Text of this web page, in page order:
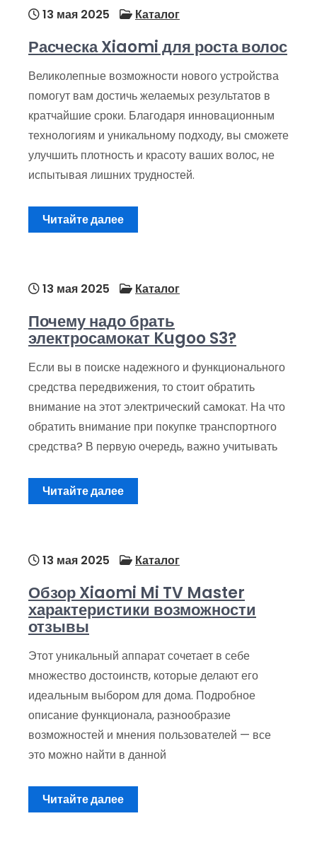
13 мая 2025 Каталог
Расческа Xiaomi для роста волос
Великолепные возможности нового устройства
помогут вам достичь желаемых результатов в
кратчайшие сроки. Благодаря инновационным
технологиям и уникальному подходу, вы сможете
улучшить плотность и красоту ваших волос, не
испытывая лишних трудностей.
Читайте далее
13 мая 2025 Каталог
Почему надо брать
электросамокат Kugoo S3?
Если вы в поиске надежного и функционального
средства передвижения, то стоит обратить
внимание на этот электрический самокат. На что
обратить внимание при покупке транспортного
средства? В первую очередь, важно учитывать
Читайте далее
13 мая 2025 Каталог
Обзор Xiaomi Mi TV Master
характеристики возможности
отзывы
Этот уникальный аппарат сочетает в себе
множество достоинств, которые делают его
идеальным выбором для дома. Подробное
описание функционала, разнообразие
возможностей и мнения пользователей — все
это можно найти в данной
Читайте далее